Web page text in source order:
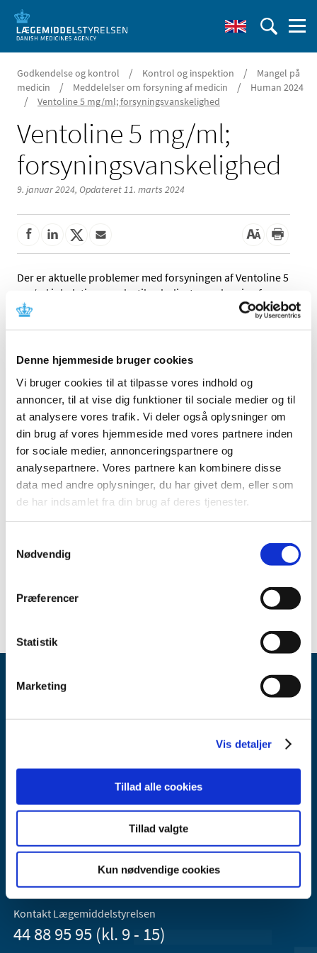
Denne hjemmeside bruger cookies
Vi bruger cookies til at tilpasse vores indhold og
annoncer, til at vise dig funktioner til sociale medier og til
at analysere vores trafik. Vi deler også oplysninger om
din brug af vores hjemmeside med vores partnere inden
for sociale medier, annonceringspartnere og
analysepartnere. Vores partnere kan kombinere disse
data med andre oplysninger, du har givet dem, eller som
de har indsamlet fra din brug af deres tjenester.
Nødvendig
Præferencer
Statistik
Marketing
Vis detaljer
Tillad alle cookies
Tillad valgte
Kun nødvendige cookies
Godkendelse og kontrol / Kontrol og inspektion /
Mangel på
medicin
/ Meddelelser om forsyning af medicin / Human 2024
/ Ventoline 5 mg/ml; forsyningsvanskelighed
Ventoline 5 mg/ml;
forsyningsvanskelighed
9. januar 2024, Opdateret 11. marts 2024
Der er aktuelle problemer med forsyningen af Ventoline 5
mg/ml inhalationsvæske til nebulisator, opløsning fra
GlaxoSmithKline Pharma A/S.
Aktivt stof:Salbutamol
ATC-kode:R03AC02
Forventet periode: Start marts - midt april 2024
Årsag:Leveringsvanskeligheder
Virksomhed:GlaxoSmithKline Pharma A/S
Meddelelser om forsyning af
Lægemiddelstyrelsen
2300 København S
Lægemiddelstyrelsen er en del af
Sundheds- og Kirkeministeriet.
Kontakt Lægemiddelstyrelsen
44 88 95 95 (kl. 9 - 15)